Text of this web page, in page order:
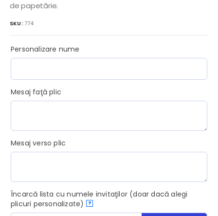
de papetărie.
SKU:774
Personalizare nume
Mesaj faţă plic
Mesaj verso plic
Încarcă lista cu numele invitaţilor (doar dacă alegi
plicuri personalizate)
?